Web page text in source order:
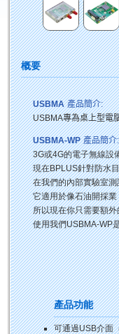
概要
USBMA產品簡介:
USBMA專為桌上型電
USBMA-WP產品簡介:
3G或4G的電子無線設
現在BPLUS針對防水​​
在我們的內部實驗室
它適用於像石油開採
所以現在你只需要額
使用我們USBMA-WP
產品功能
可通過USB介面